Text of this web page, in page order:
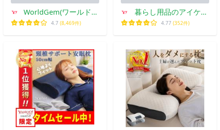
WorldGem(ワールドジ
ェム)
4.7 (8,469件)
暮らし用品のアイケイ
スター
4.77 (352件)